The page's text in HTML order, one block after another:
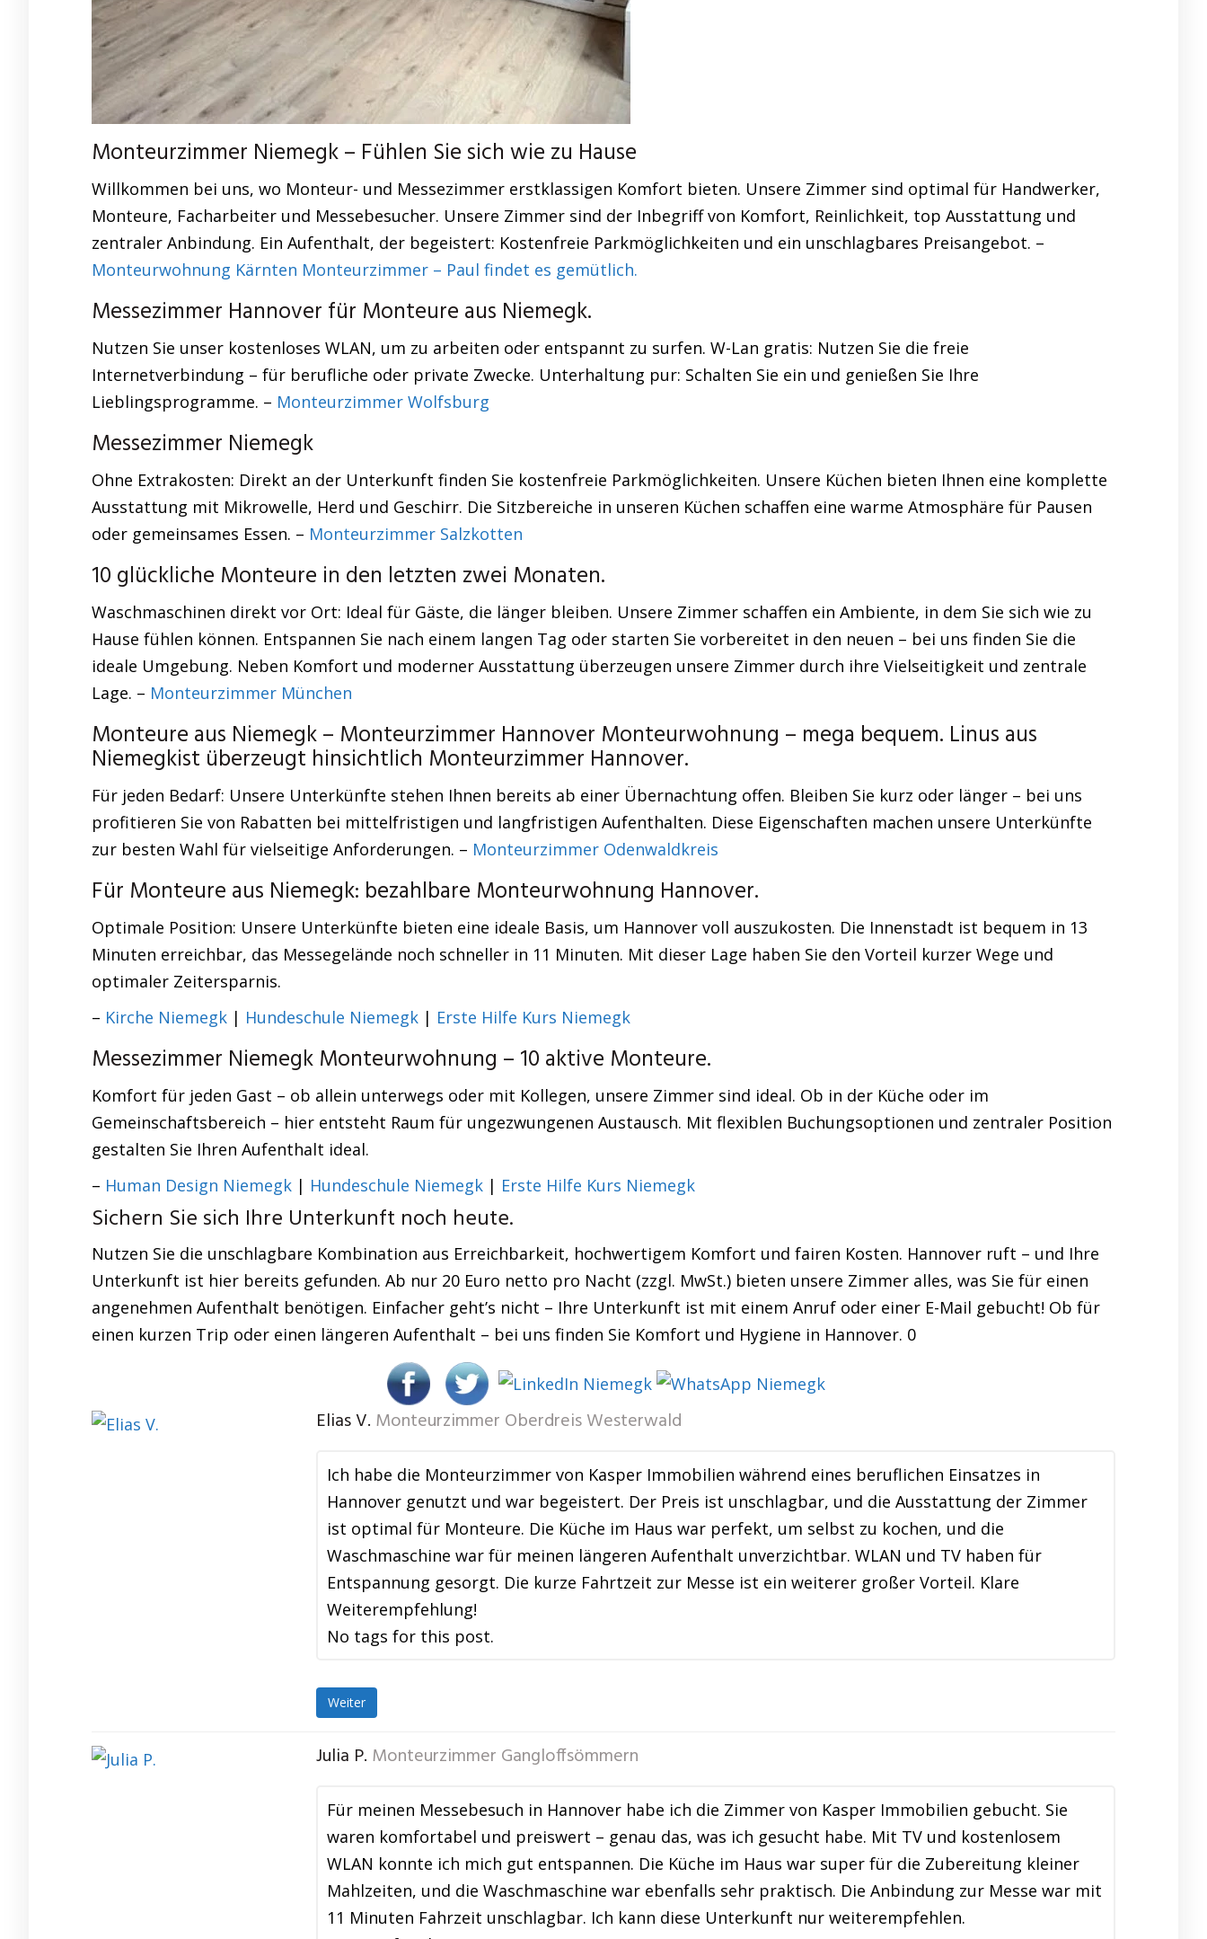
Monteurzimmer Niemegk – Fühlen Sie sich wie zu Hause
Willkommen bei uns, wo Monteur- und Messezimmer erstklassigen Komfort bieten. Unsere Zimmer sind optimal für Handwerker,
Monteure, Facharbeiter und Messebesucher. Unsere Zimmer sind der Inbegriff von Komfort, Reinlichkeit, top Ausstattung und
zentraler Anbindung. Ein Aufenthalt, der begeistert: Kostenfreie Parkmöglichkeiten und ein unschlagbares Preisangebot. –
Monteurwohnung Kärnten Monteurzimmer – Paul findet es gemütlich.
Messezimmer Hannover für Monteure aus Niemegk.
Nutzen Sie unser kostenloses WLAN, um zu arbeiten oder entspannt zu surfen. W-Lan gratis: Nutzen Sie die freie
Internetverbindung – für berufliche oder private Zwecke. Unterhaltung pur: Schalten Sie ein und genießen Sie Ihre
Lieblingsprogramme. – Monteurzimmer Wolfsburg
Messezimmer Niemegk
Ohne Extrakosten: Direkt an der Unterkunft finden Sie kostenfreie Parkmöglichkeiten. Unsere Küchen bieten Ihnen eine komplette
Ausstattung mit Mikrowelle, Herd und Geschirr. Die Sitzbereiche in unseren Küchen schaffen eine warme Atmosphäre für Pausen
oder gemeinsames Essen. – Monteurzimmer Salzkotten
10 glückliche Monteure in den letzten zwei Monaten.
Waschmaschinen direkt vor Ort: Ideal für Gäste, die länger bleiben. Unsere Zimmer schaffen ein Ambiente, in dem Sie sich wie zu
Hause fühlen können. Entspannen Sie nach einem langen Tag oder starten Sie vorbereitet in den neuen – bei uns finden Sie die
ideale Umgebung. Neben Komfort und moderner Ausstattung überzeugen unsere Zimmer durch ihre Vielseitigkeit und zentrale
Lage. – Monteurzimmer München
Monteure aus Niemegk – Monteurzimmer Hannover Monteurwohnung – mega bequem. Linus aus
Niemegkist überzeugt hinsichtlich Monteurzimmer Hannover.
Für jeden Bedarf: Unsere Unterkünfte stehen Ihnen bereits ab einer Übernachtung offen. Bleiben Sie kurz oder länger – bei uns
profitieren Sie von Rabatten bei mittelfristigen und langfristigen Aufenthalten. Diese Eigenschaften machen unsere Unterkünfte
zur besten Wahl für vielseitige Anforderungen. – Monteurzimmer Odenwaldkreis
Für Monteure aus Niemegk: bezahlbare Monteurwohnung Hannover.
Optimale Position: Unsere Unterkünfte bieten eine ideale Basis, um Hannover voll auszukosten. Die Innenstadt ist bequem in 13
Minuten erreichbar, das Messegelände noch schneller in 11 Minuten. Mit dieser Lage haben Sie den Vorteil kurzer Wege und
optimaler Zeitersparnis.
– Kirche Niemegk | Hundeschule Niemegk | Erste Hilfe Kurs Niemegk
Messezimmer Niemegk Monteurwohnung – 10 aktive Monteure.
Komfort für jeden Gast – ob allein unterwegs oder mit Kollegen, unsere Zimmer sind ideal. Ob in der Küche oder im
Gemeinschaftsbereich – hier entsteht Raum für ungezwungenen Austausch. Mit flexiblen Buchungsoptionen und zentraler Position
gestalten Sie Ihren Aufenthalt ideal.
– Human Design Niemegk | Hundeschule Niemegk | Erste Hilfe Kurs Niemegk
Sichern Sie sich Ihre Unterkunft noch heute.
Nutzen Sie die unschlagbare Kombination aus Erreichbarkeit, hochwertigem Komfort und fairen Kosten. Hannover ruft – und Ihre
Unterkunft ist hier bereits gefunden. Ab nur 20 Euro netto pro Nacht (zzgl. MwSt.) bieten unsere Zimmer alles, was Sie für einen
angenehmen Aufenthalt benötigen. Einfacher geht’s nicht – Ihre Unterkunft ist mit einem Anruf oder einer E-Mail gebucht! Ob für
einen kurzen Trip oder einen längeren Aufenthalt – bei uns finden Sie Komfort und Hygiene in Hannover. 0
Elias V. Monteurzimmer Oberdreis Westerwald
Ich habe die Monteurzimmer von Kasper Immobilien während eines beruflichen Einsatzes in
Hannover genutzt und war begeistert. Der Preis ist unschlagbar, und die Ausstattung der Zimmer
ist optimal für Monteure. Die Küche im Haus war perfekt, um selbst zu kochen, und die
Waschmaschine war für meinen längeren Aufenthalt unverzichtbar. WLAN und TV haben für
Entspannung gesorgt. Die kurze Fahrtzeit zur Messe ist ein weiterer großer Vorteil. Klare
Weiterempfehlung!
No tags for this post.
Weiter
Julia P. Monteurzimmer Gangloffsömmern
Für meinen Messebesuch in Hannover habe ich die Zimmer von Kasper Immobilien gebucht. Sie
waren komfortabel und preiswert – genau das, was ich gesucht habe. Mit TV und kostenlosem
WLAN konnte ich mich gut entspannen. Die Küche im Haus war super für die Zubereitung kleiner
Mahlzeiten, und die Waschmaschine war ebenfalls sehr praktisch. Die Anbindung zur Messe war mit
11 Minuten Fahrzeit unschlagbar. Ich kann diese Unterkunft nur weiterempfehlen.